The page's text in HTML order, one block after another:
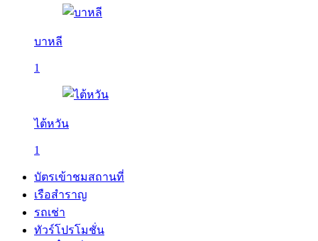
บาหลี
1
ไต้หวัน
1
บัตรเข้าชมสถานที่
เรือสำราญ
รถเช่า
ทัวร์โปรโมชั่น